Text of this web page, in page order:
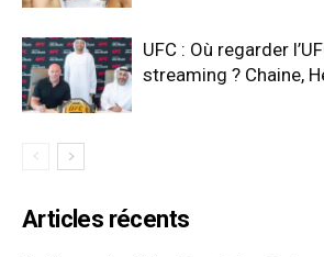
UFC : Où regarder
streaming ? Chaine,
Articles récents